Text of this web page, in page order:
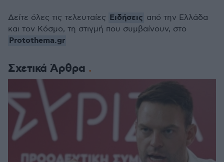
Σχετικά Άρθρα
Δείτε όλες τις τελευταίες Ειδήσεις από την Ελλάδα
και τον Κόσμο, τη στιγμή που συμβαίνουν, στο
Protothema.gr